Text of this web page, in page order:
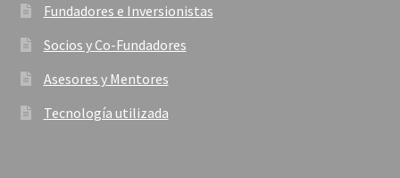
Fundadores e Inversionistas
Socios y Co-Fundadores
Asesores y Mentores
Tecnología utilizada